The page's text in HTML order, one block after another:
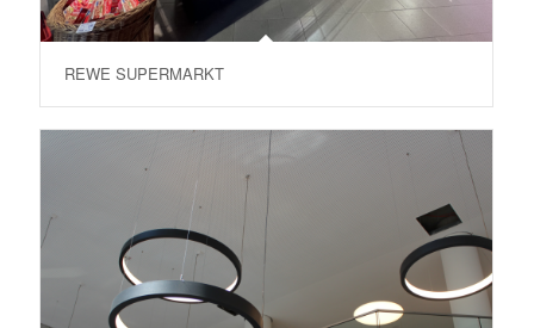
REWE SUPERMARKT